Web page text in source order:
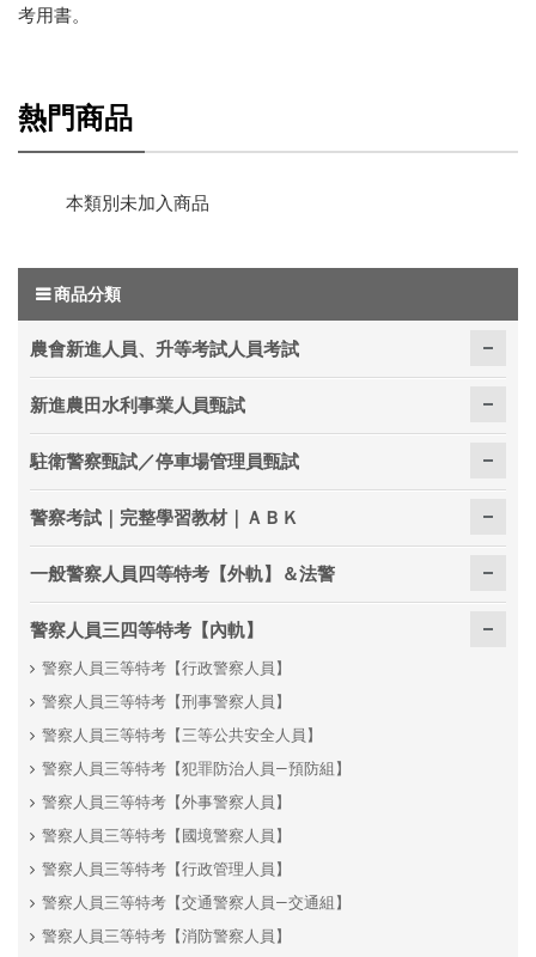
考用書。
熱門商品
本類別未加入商品
商品分類
農會新進人員、升等考試人員考試
新進農田水利事業人員甄試
駐衛警察甄試／停車場管理員甄試
警察考試｜完整學習教材｜ＡＢＫ
一般警察人員四等特考【外軌】＆法警
警察人員三四等特考【內軌】
警察人員三等特考【行政警察人員】
警察人員三等特考【刑事警察人員】
警察人員三等特考【三等公共安全人員】
警察人員三等特考【犯罪防治人員—預防組】
警察人員三等特考【外事警察人員】
警察人員三等特考【國境警察人員】
警察人員三等特考【行政管理人員】
警察人員三等特考【交通警察人員—交通組】
警察人員三等特考【消防警察人員】